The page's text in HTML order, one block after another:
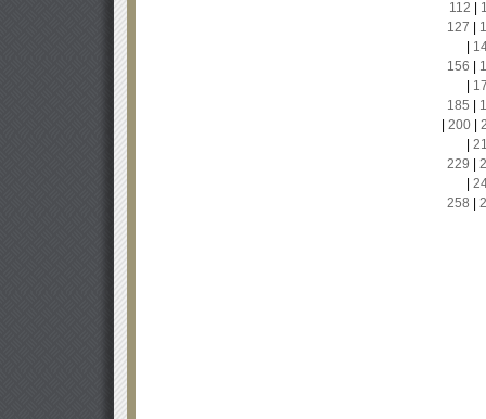
112
127
156
185
200|
229
258